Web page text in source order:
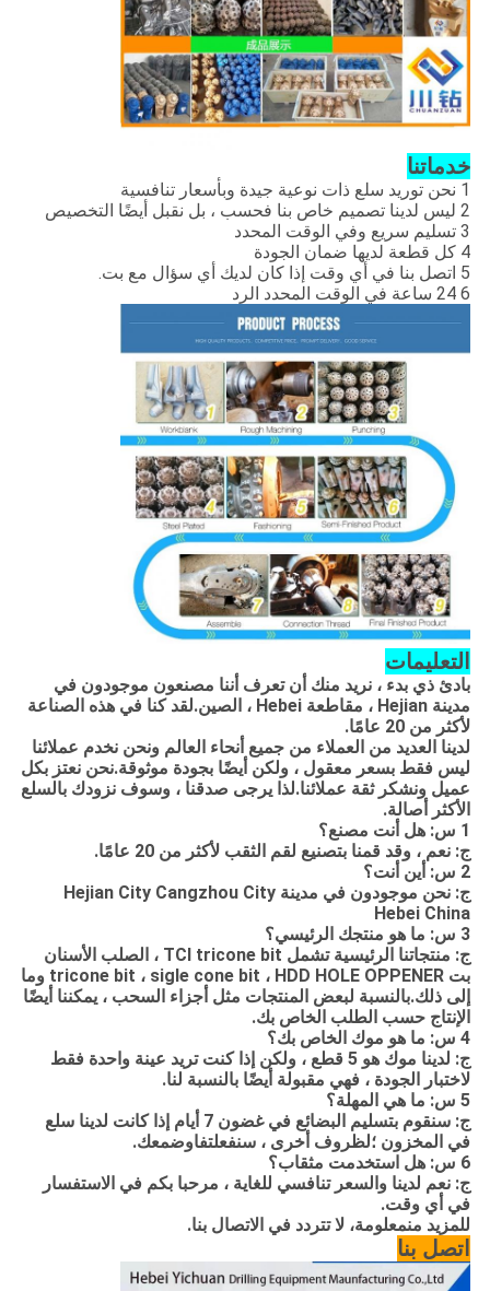
خدماتنا
1 نحن توريد سلع ذات نوعية جيدة وبأسعار تنافسية
2 ليس لدينا تصميم خاص بنا فحسب ، بل نقبل أيضًا التخصيص
3 تسليم سريع وفي الوقت المحدد
4 كل قطعة لديها ضمان الجودة
5 اتصل بنا في أي وقت إذا كان لديك أي سؤال مع بت.
6 24 ساعة في الوقت المحدد الرد
التعليمات
بادئ ذي بدء ، نريد منك أن تعرف أننا مصنعون موجودون في
مدينة Hejian ، مقاطعة Hebei ، الصين.لقد كنا في هذه الصناعة
لأكثر من 20 عامًا.
لدينا العديد من العملاء من جميع أنحاء العالم ونحن نخدم عملائنا
ليس فقط بسعر معقول ، ولكن أيضًا بجودة موثوقة.نحن نعتز بكل
عميل ونشكر ثقة عملائنا.لذا يرجى صدقنا ، وسوف نزودك بالسلع
الأكثر أصالة.
1 س: هل أنت مصنع؟
ج: نعم ، وقد قمنا بتصنيع لقم الثقب لأكثر من 20 عامًا.
2 س: أين أنت؟
ج: نحن موجودون في مدينة Hejian City Cangzhou City
Hebei China
3 س: ما هو منتجك الرئيسي؟
ج: منتجاتنا الرئيسية تشمل TCI tricone bit ، الصلب الأسنان
بت tricone bit ، sigle cone bit ، HDD HOLE OPPENER وما
إلى ذلك.بالنسبة لبعض المنتجات مثل أجزاء السحب ، يمكننا أيضًا
الإنتاج حسب الطلب الخاص بك.
4 س: ما هو موك الخاص بك؟
ج: لدينا موك هو 5 قطع ، ولكن إذا كنت تريد عينة واحدة فقط
لاختبار الجودة ، فهي مقبولة أيضًا بالنسبة لنا.
5 س: ما هي المهلة؟
ج: سنقوم بتسليم البضائع في غضون 7 أيام إذا كانت لدينا سلع
في المخزون ؛لظروف أخرى ، سنفعلتفاوضمعك.
6 س: هل استخدمت مثقاب؟
ج: نعم لدينا والسعر تنافسي للغاية ، مرحبا بكم في الاستفسار
في أي وقت.
للمزيد منمعلومة، لا تتردد في الاتصال بنا.
اتصل بنا